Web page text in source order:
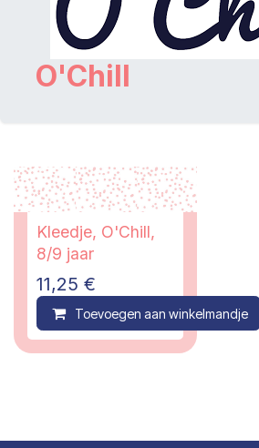
O'Chill
Kleedje, O'Chill,
8/9 jaar
11,25 €
Toevoegen aan winkelmandje